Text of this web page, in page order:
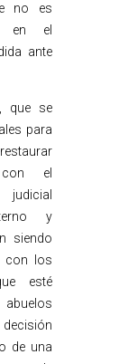
no es
en el
ante
que se
para
el
judicial
y
siendo
con los
esté
de una